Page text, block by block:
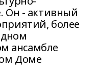
Он - активный
более
ансамбле
Доме